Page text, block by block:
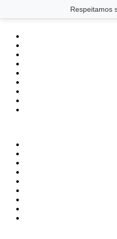
Respeitamos
Saltar para o conteúdo principal Ir